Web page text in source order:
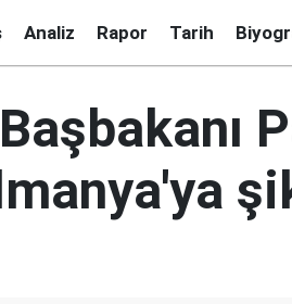
Analiz Rapor Tarih